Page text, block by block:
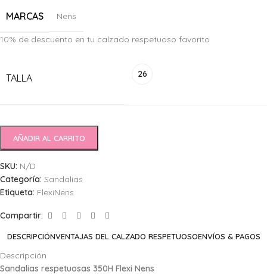
MARCAS Nens
10% de descuento en tu calzado respetuoso favorito
TALLA 26
AÑADIR AL CARRITO
SKU: N/D
Categoría: Sandalias
Etiqueta: FlexiNens
Compartir:
DESCRIPCIÓNVENTAJAS DEL CALZADO RESPETUOSOENVÍOS & PAGOS
Descripción
Sandalias respetuosas 350H Flexi Nens